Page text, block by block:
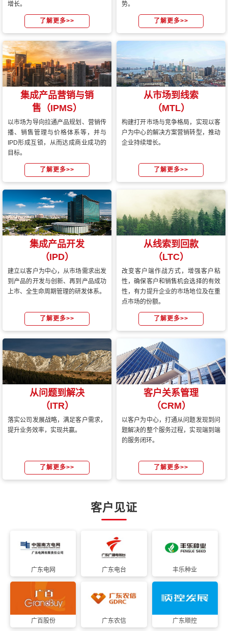
增长。
了解更多>>
势。
了解更多>>
集成产品营销与销
售（IPMS）
以市场为导向拉通产品规划、营销传
播、销售管理与价格体系等，并与
IPD形成互锁，从而达成商业成功的
目标。
了解更多>>
从市场到线索
（MTL）
构建打开市场与竞争格局，实现以客
户为中心的解决方案营销转型，推动
企业持续增长。
了解更多>>
集成产品开发
（IPD）
建立以客户为中心，从市场需求出发
到产品的开发与创新、再到产品成功
上市、全生命周期管理的研发体系。
了解更多>>
从线索到回款
（LTC）
改变客户端作战方式，增强客户粘
性，确保客户和销售机会选择的有效
性，有力提升企业的市场地位及在重
点市场的份额。
了解更多>>
从问题到解决
（ITR）
落实公司发展战略，满足客户需求，
提升业务效率，实现共赢。
了解更多>>
客户关系管理
（CRM）
以客户为中心，打通从问题发现到问
题解决的整个服务过程，实现端到端
的服务闭环。
了解更多>>
客户见证
广东电网 广东电台 丰乐种业
广百股份 广东农信 广东顺控